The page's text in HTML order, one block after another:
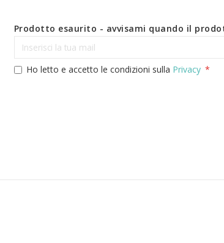
Prodotto esaurito - avvisami quando il
Ho letto e accetto le condizioni sulla Privacy